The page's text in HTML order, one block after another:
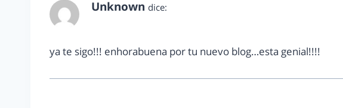
Unknown dice:
ya te sigo!!! enhorabuena por tu nuevo blog…esta genial!!!!